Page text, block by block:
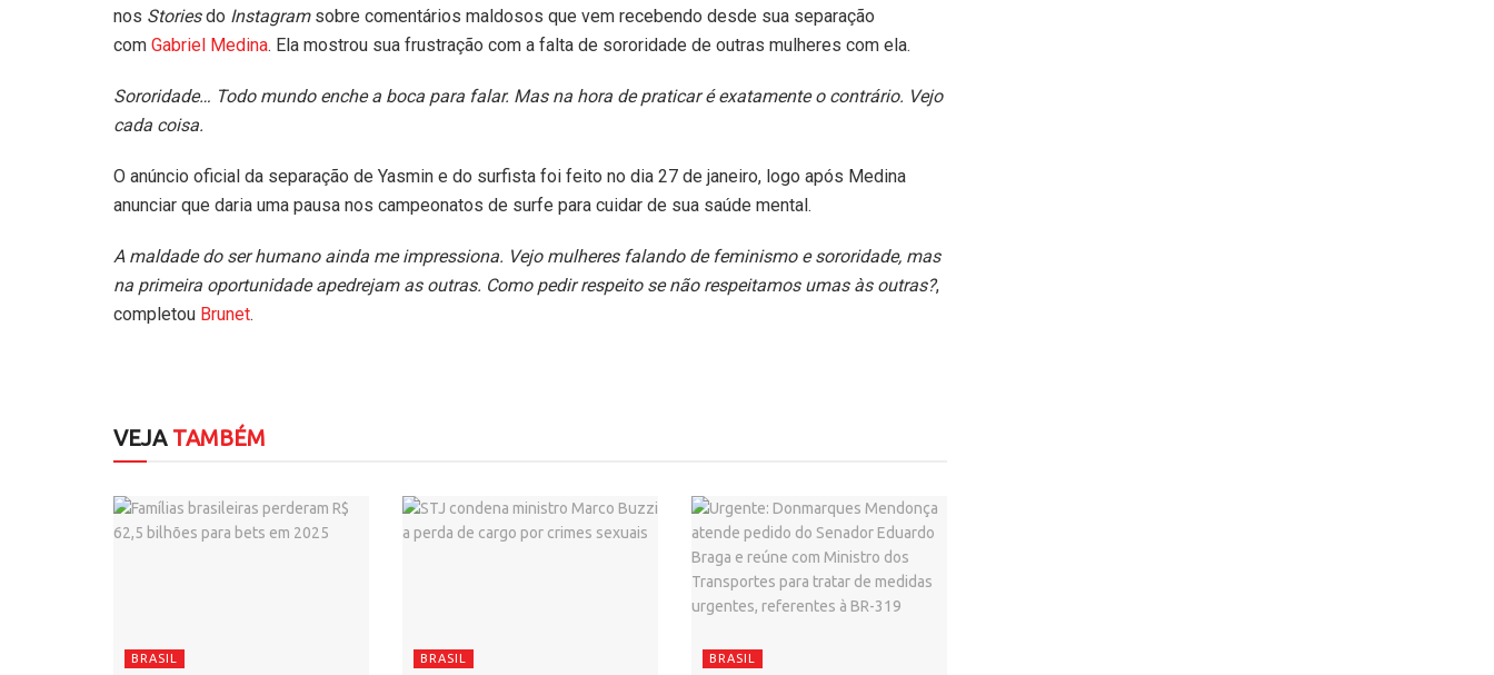
nos Storiesdo Instagram sobre comentários maldosos que vem recebendo desde sua separação
com Gabriel Medina. Ela mostrou sua frustração com a falta de sororidade de outras mulheres com ela.
Sororidade… Todo mundo enche a boca para falar. Mas na hora de praticar é exatamente o contrário. Vejo
cada coisa.
O anúncio oficial da separação de Yasmin e do surfista foi feito no dia 27 de janeiro, logo após Medina
anunciar que daria uma pausa nos campeonatos de surfe para cuidar de sua saúde mental.
A maldade do ser humano ainda me impressiona. Vejo mulheres falando de feminismo e sororidade, mas
na primeira oportunidade apedrejam as outras. Como pedir respeito se não respeitamos umas às outras?,
completou Brunet.
VEJATAMBÉM
BRASIL BRASIL BRASIL